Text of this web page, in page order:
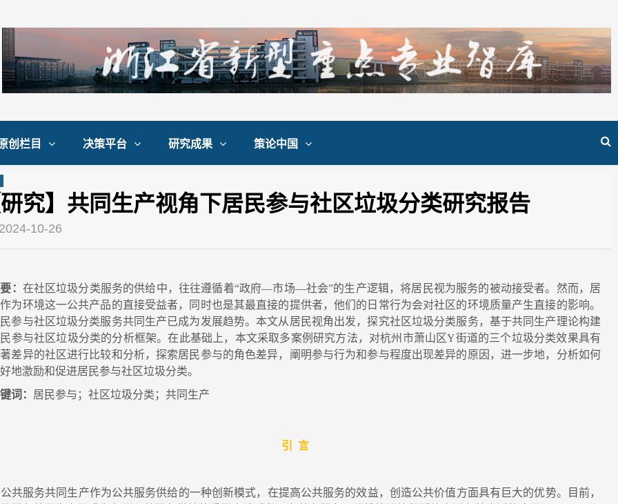
创栏目 决策平台 研究成果 策论中国
究】共同生产视角下居民参与社区垃圾分类研究报告
10-26
： 在社区垃圾分类服务的供给中，往往遵循着“政府—市场—社会”的生产逻辑，将居民视为服务的被动接受者。然而，居
为环境这一公共产品的直接受益者，同时也是其最直接的提供者，他们的日常行为会对社区的环境质量产生直接的影响。
参与社区垃圾分类服务共同生产已成为发展趋势。本文从居民视角出发，探究社区垃圾分类服务，基于共同生产理论构建
参与社区垃圾分类的分析框架。在此基础上，本文采取多案例研究方法，对杭州市萧山区Y街道的三个垃圾分类效果具有
差异的社区进行比较和分析，探索居民参与的角色差异，阐明参与行为和参与程度出现差异的原因，进一步地，分析如何
地激励和促进居民参与社区垃圾分类。
词： 居民参与；社区垃圾分类；共同生产
引 言
服务共同生产作为公共服务供给的一种创新模式，在提高公共服务的效益，创造公共价值方面具有巨大的优势。目前，
新闻 策论 动态新闻